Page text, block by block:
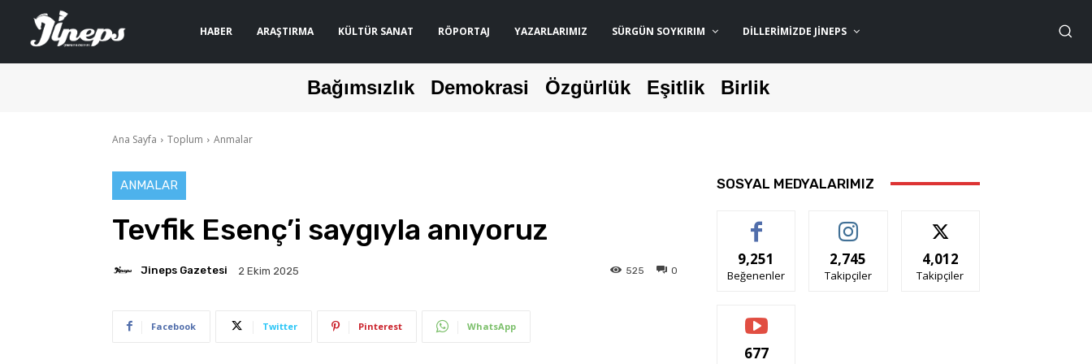
HABER ARAŞTIRMA KÜLTÜR SANAT RÖPORTAJ YAZARLARIMIZ SÜRGÜN SOYKIRIM DILLERIMIZDE JİNEPS
Bağımsızlık Demokrasi Özgürlük Eşitlik Birlik
Ana Sayfa Toplum Anmalar
ANMALAR
Tevfik Esenç’i saygıyla anıyoruz
Jineps Gazetesi 2 Ekim 2025 0
525
Facebook Twitter Pinterest WhatsApp
SOSYAL MEDYALARIMIZ
9,251
Beğenenler
2,745
Takipçiler
4,012
Takipçiler
677